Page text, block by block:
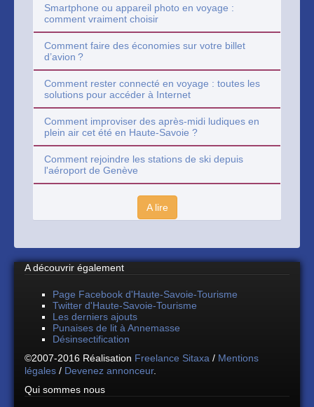
Smartphone ou appareil photo en voyage :
comment vraiment choisir
Comment faire des économies sur votre billet
d’avion ?
Comment rester connecté en voyage : toutes les
solutions pour accéder à Internet
Comment improviser des après-midi ludiques en
plein air cet été en Haute-Savoie ?
Comment rejoindre les stations de ski depuis
l'aéroport de Genève
A lire
A découvrir également
Page Facebook d'Haute-Savoie-Tourisme
Twitter d'Haute-Savoie-Tourisme
Les derniers ajouts
Punaises de lit à Annemasse
Désinsectification
©2007-2016 Réalisation Freelance Sitaxa / Mentions
légales / Devenez annonceur.
Qui sommes nous